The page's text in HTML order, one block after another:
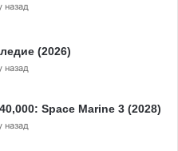
назад
(2026)
назад
Space Marine 3 (2028)
назад